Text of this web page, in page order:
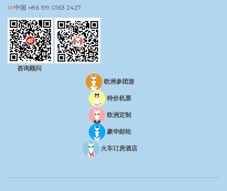
中国 +86 199 0163 2427
咨询顾问
欧洲参团游
特价机票
欧洲定制
豪华邮轮
火车订房酒店